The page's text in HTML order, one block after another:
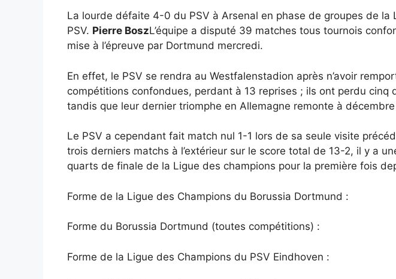
La lourde défaite 4-0 du PSV à Arsenal en phase de groupes de
PSV. Pierre BoszL’équipe a disputé 39 matches tous tournois
mise à l’épreuve par Dortmund mercredi.
En effet, le PSV se rendra au Westfalenstadion après n’avoir
compétitions confondues, perdant à 13 reprises ; ils ont perdu
tandis que leur dernier triomphe en Allemagne remonte à
Le PSV a cependant fait match nul 1-1 lors de sa seule visite
trois derniers matchs à l’extérieur sur le score total de 13-2, il y a
quarts de finale de la Ligue des champions pour la première fois
Forme de la Ligue des Champions du Borussia Dortmund :
Forme du Borussia Dortmund (toutes compétitions) :
Forme de la Ligue des Champions du PSV Eindhoven :